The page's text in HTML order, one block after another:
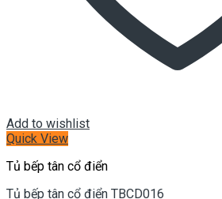
Add to wishlist
Quick View
Tủ bếp tân cổ điển
Tủ bếp tân cổ điển TBCD016